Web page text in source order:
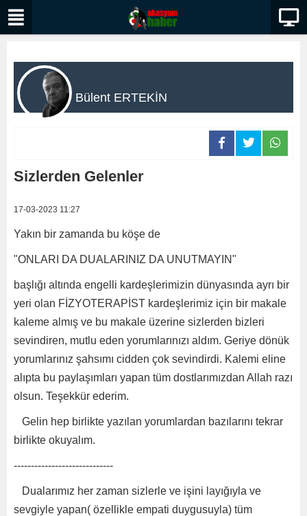
Bülent ERTEKİN
Sizlerden Gelenler
17-03-2023 11:27
Yakın bir zamanda bu köşe de
"ONLARI DA DUALARINIZ DA UNUTMAYIN"
başlığı altında engelli kardeşlerimizin dünyasında ayrı bir
yeri olan FİZYOTERAPİST kardeşlerimiz için bir makale
kaleme almış ve bu makale üzerine sizlerden bizleri
sevindiren, mutlu eden yorumlarınızı aldım. Geriye dönük
yorumlarınız şahsımı cidden çok sevindirdi. Kalemi eline
alıpta bu paylaşımları yapan tüm dostlarımızdan Allah razı
olsun. Teşekkür ederim.
Gelin hep birlikte yazılan yorumlardan bazılarını tekrar
birlikte okuyalım.
-----------------------------
Dualarımız her zaman sizlerle ve işini layığıyla ve
sevgiyle yapan( özellikle empati duygusuyla) tüm